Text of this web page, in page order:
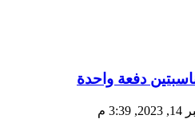
دفعة واحدة
م